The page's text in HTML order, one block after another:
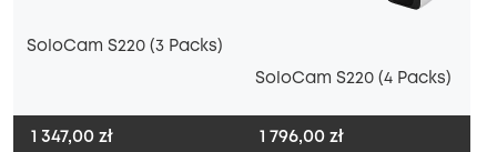
SoloCam S220 (3 Packs)
1 347,00 zł
SoloCam S220 (4 Packs)
1 796,00 zł